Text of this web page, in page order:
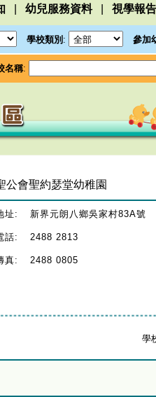
幼兒服務資料 視學報告
學校類別 : 參加
名稱:
公會聖約瑟堂幼稚園
址: 新界元朗八鄉吳家村83A號
話: 2488 2813
真: 2488 0805
學